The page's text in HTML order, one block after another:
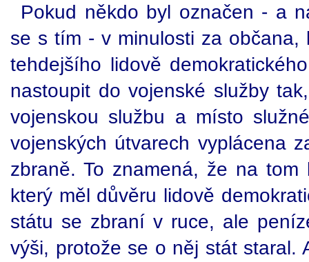
Pokud někdo byl označen - a
se s tím - v minulosti za občana,
tehdejšího lidově
nastoupit do vojenské služby
vojenskou službu a místo
vojenských útvarech vyplácena
zbraně. To znamená, že na
který měl důvěru lidově
státu se zbraní v ruce, ale
výši, protože se o něj stát staral.